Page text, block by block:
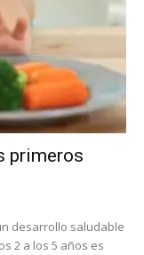
primeros
desarrollo saludable
2 a los 5 años es